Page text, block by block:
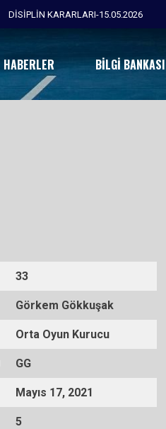
DİSİPLİN KARARLARI-15.05.2026
HABERLER BILGI BANKASI
33
Görkem Gökkuşak
Orta Oyun Kurucu
GG
Mayıs 17, 2021
5